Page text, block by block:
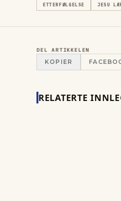
ETTERFØLGELSE JESU
DEL ARTIKKELEN
KOPIER
RELATERTE